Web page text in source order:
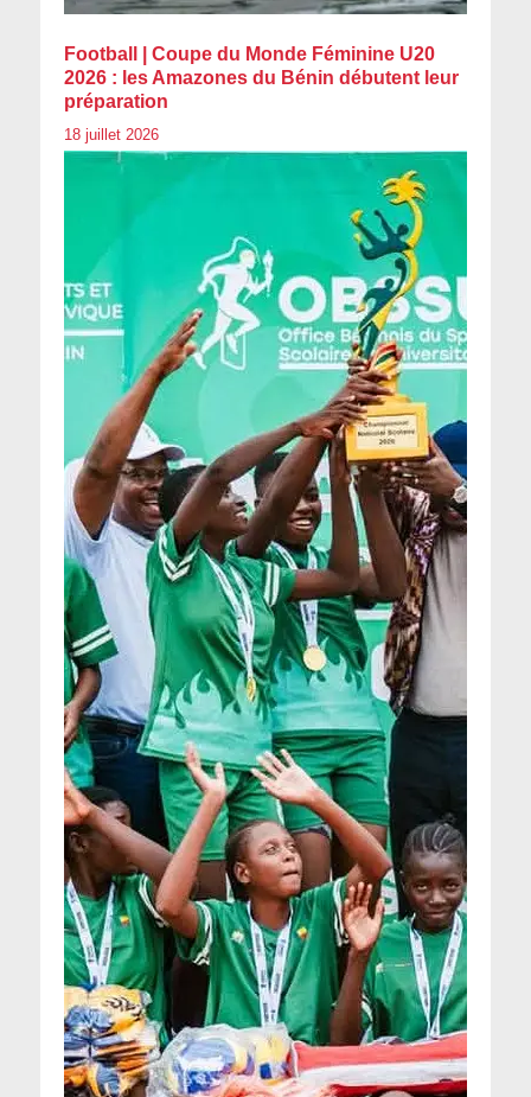
Football | Coupe du Monde Féminine U20
2026 : les Amazones du Bénin débutent leur
préparation
18 juillet 2026